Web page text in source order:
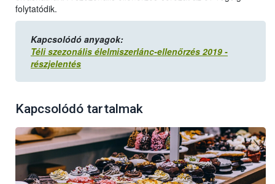
folytatódik.
Kapcsolódó anyagok:
Téli szezonális élelmiszerlánc-ellenőrzés 2019 -
részjelentés
Kapcsolódó tartalmak